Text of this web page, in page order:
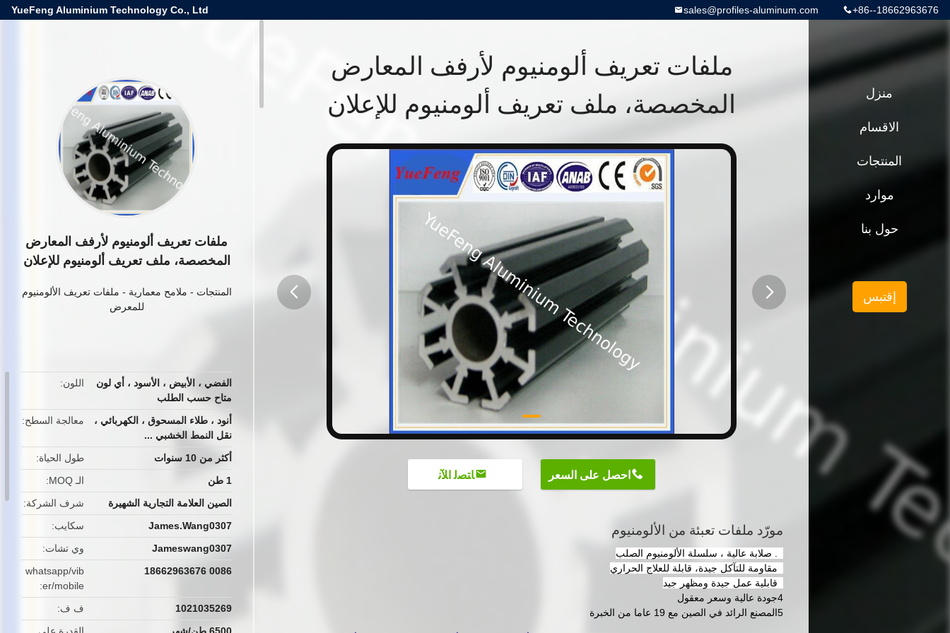
YueFeng Aluminium Technology Co., Ltd +86--18662963676
sales@profiles-aluminum.com
ملفات تعريف ألومنيوم لأرفف المعارض
المخصصة، ملف تعريف ألومنيوم للإعلان
المنتجات - ملامح معمارية - ملفات تعريف الألومنيوم
للمعرض
اللون
الفضي ، الأبيض ، الأسود ، أي لون
متاح حسب الطلب
معالجة السطح
أنود ، طلاء المسحوق ، الكهربائي ،
نقل النمط الخشبي ...
طول الحياة
أكثر من 10 سنوات
الـ MOQ
1 طن
شرف الشركة
الصين العلامة التجارية الشهيرة
سكايب
James.Wang0307
وي تشات
Jameswang0307
whatsapp/vib
er/mobile
0086 18662963676
ف ف
1021035269
ملفات تعريف ألومنيوم لأرفف المعارض
المخصصة، ملف تعريف ألومنيوم للإعلان
احصل على السعر ﺎﺘﺼﻟ ﺍﻶﻧ
مورّد ملفات تعبئة من الألومنيوم
4جودة عالية وسعر معقول
5المصنع الرائد في الصين مع 19 عاما من الخبرة
منزل
الاقسام
المنتجات
موارد
حول بنا
إقتبس